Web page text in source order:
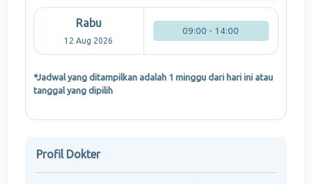
Rabu
12 Aug 2026
09:00 - 14:00
*Jadwal yang ditampilkan adalah 1 minggu dari hari ini atau
tanggal yang dipilih
Profil Dokter